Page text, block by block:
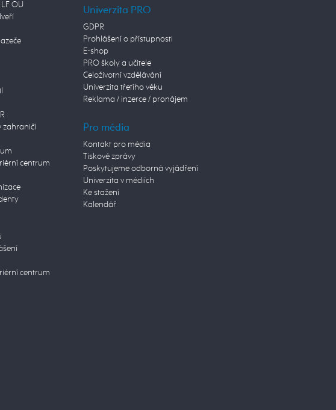
OU
zahraničí
centrum
centrum
Univerzita PRO
GDPR
Prohlášení o přístupnosti
E-shop
PRO školy a učitele
Celoživotní vzdělávání
Univerzita třetího věku
Reklama / inzerce / pronájem
Pro média
Kontakt pro média
Tiskové zprávy
Poskytujeme odborná vyjádření
Univerzita v médiích
Ke stažení
Kalendář